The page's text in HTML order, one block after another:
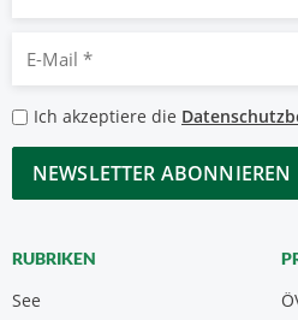
Mail
*
Datenschutzbestimmungen
*
Ich akzeptiere die
CAPTCHA
RUBRIKEN
See